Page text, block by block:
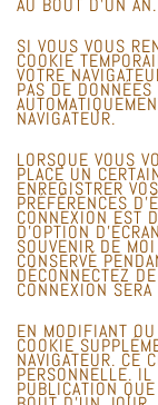
AU BOUT D’UN AN.
SI VOUS VOUS
COOKIE
VOTRE
PAS DE
NAVIGATEUR.
LORSQUE VOUS
PLACE UN
ENREGISTRER
PRÉFÉRENCES
CONNEXION EST
D’OPTION
SOUVENIR DE
CONSERVÉ
DÉCONNECTEZ
CONNEXION
EN MODIFIANT
COOKIE
NAVIGATEUR. CE
PERSONNELLE.
PUBLICATION